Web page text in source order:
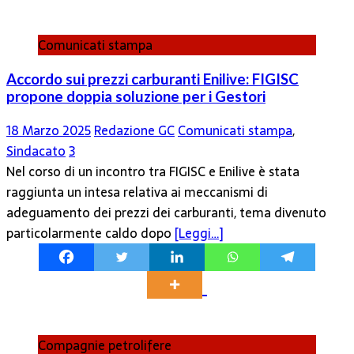
Comunicati stampa
Accordo sui prezzi carburanti Enilive: FIGISC
propone doppia soluzione per i Gestori
18 Marzo 2025Redazione GCComunicati stampa,
Sindacato3
Nel corso di un incontro tra FIGISC e Enilive è stata
raggiunta un intesa relativa ai meccanismi di
adeguamento dei prezzi dei carburanti, tema divenuto
particolarmente caldo dopo [Leggi…]
Compagnie petrolifere